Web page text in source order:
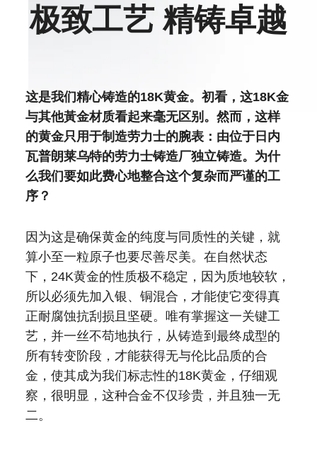
极致工艺 精铸卓越
这是我们精心铸造的18K黄金。初看，这18K金
与其他黃金材质看起来毫无区别。然而，这样
的黄金只用于制造劳力士的腕表：由位于日内
瓦普朗莱乌特的劳力士铸造厂独立铸造。为什
么我们要如此费心地整合这个复杂而严谨的工
序？
因为这是确保黄金的纯度与同质性的关键，就
算小至一粒原子也要尽善尽美。在自然状态
下，24K黄金的性质极不稳定，因为质地较软，
所以必须先加入银、铜混合，才能使它变得真
正耐腐蚀抗刮损且坚硬。唯有掌握这一关键工
艺，并一丝不苟地执行，从铸造到最终成型的
所有转变阶段，才能获得无与伦比品质的合
金，使其成为我们标志性的18K黄金，仔细观
察，很明显，这种合金不仅珍贵，并且独一无
二。